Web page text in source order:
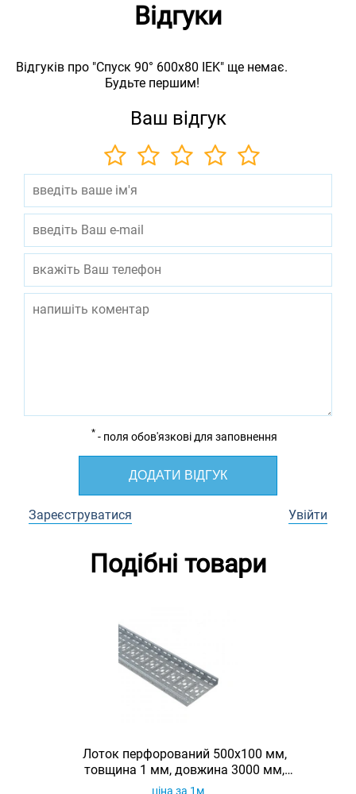
Відгуки
Відгуків про "Спуск 90° 600х80 IEK" ще немає.
Будьте першим!
Ваш відгук
* - поля обов'язкові для заповнення
ДОДАТИ ВІДГУК
Зареєструватися Увійти
Подібні товари
Лоток перфорований 500х100 мм,
товщина 1 мм, довжина 3000 мм,
гарячеоцинкований, Eurotray
ціна за 1м